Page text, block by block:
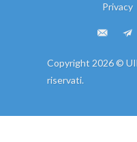
Privacy
Copyright 2026 ©
riservati.